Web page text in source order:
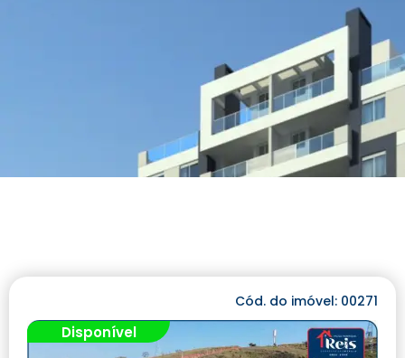
Cód. do imóvel: 00271
Disponível